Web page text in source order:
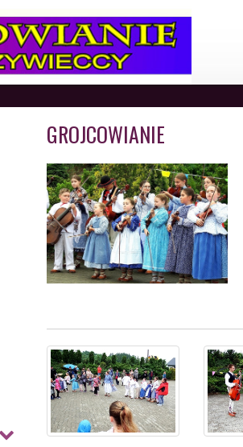
GROJCOWIANIE